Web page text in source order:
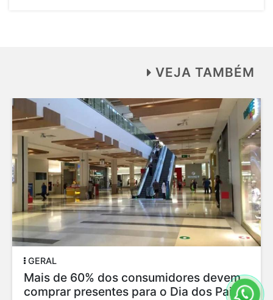
VEJA TAMBÉM
GERAL
Mais de 60% dos consumidores devem
comprar presentes para o Dia dos Pais